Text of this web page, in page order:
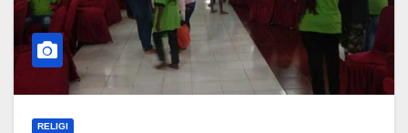
RELIGI